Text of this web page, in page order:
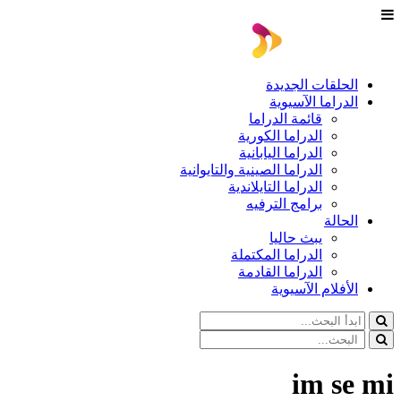
الحلقات الجديدة
الدراما الآسيوية
قائمة الدراما
الدراما الكورية
الدراما اليابانية
الدراما الصينية والتايوانية
الدراما التايلاندية
برامج الترفيه
الحالة
يبث حاليا
الدراما المكتملة
الدراما القادمة
الأفلام الآسيوية
im se mi